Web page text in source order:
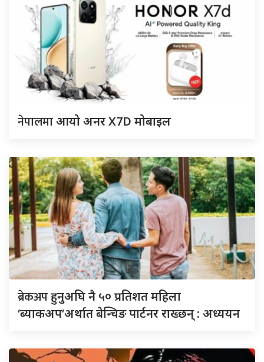
नेपालमाआयो अनर X7D मोबाइल
ब्रेकअपहुनुअघि नै ५० प्रतिशत महिला
‘ब्याकअप’अर्थात बेन्चिङ पार्टनर राख्छन् : अध्ययन